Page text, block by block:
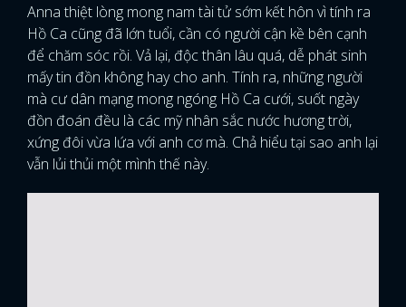
Anna thiệt lòng mong nam tài tử sớm kết hôn vì tính ra
Hồ Ca cũng đã lớn tuổi, cần có người cận kề bên cạnh
để chăm sóc rồi. Vả lại, độc thân lâu quá, dễ phát sinh
mấy tin đồn không hay cho anh. Tính ra, những người
mà cư dân mạng mong ngóng Hồ Ca cưới, suốt ngày
đồn đoán đều là các mỹ nhân sắc nước hương trời,
xứng đôi vừa lứa với anh cơ mà. Chả hiểu tại sao anh lại
vẫn lủi thủi một mình thế này.